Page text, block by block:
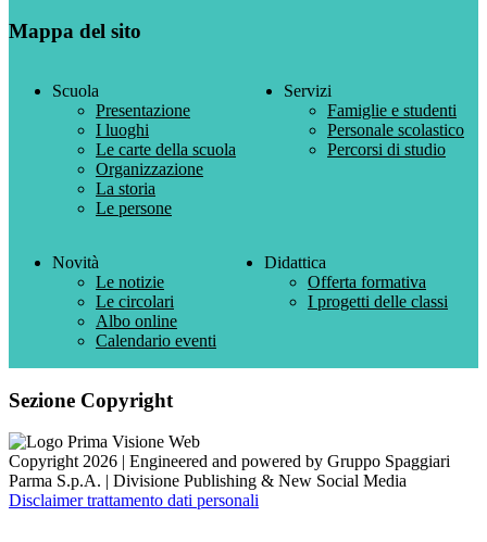
Mappa del sito
Scuola
Presentazione
I luoghi
Le carte della scuola
Organizzazione
La storia
Le persone
Servizi
Famiglie e studenti
Personale scolastico
Percorsi di studio
Novità
Le notizie
Le circolari
Albo online
Calendario eventi
Didattica
Offerta formativa
I progetti delle classi
Sezione Copyright
Copyright 2026 | Engineered and powered by Gruppo Spaggiari
Parma S.p.A. | Divisione Publishing & New Social Media
Disclaimer trattamento dati personali